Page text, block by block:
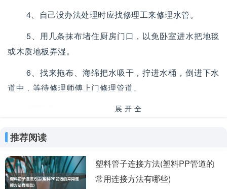
4、自己没办法处理时应找修理工来修理水管。
5、用几条抹布堵住厨房门口，以免卧室进水把地毯
或木质地板弄湿。
6、找来拖布、海绵把水吸干，拧进水桶，倒进下水
道中，等待修理师傅上门修理管道。
塑料水管漏水的情况无非就三种，要么是水管中间产
生裂痕，要么是上接头漏水，要么就是下接头漏水。因为
水管在长时间不停接地使用下，随着热胀冷缩的效应，或
多或少都会产生一些磨损或裂开的问题。
展开全
推荐阅读
塑料管子连接方法(塑料PP管道的
常用连接方法有哪些)